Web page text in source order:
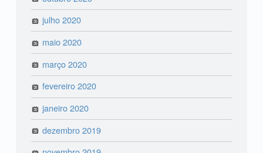
julho 2020
maio 2020
março 2020
fevereiro 2020
janeiro 2020
dezembro 2019